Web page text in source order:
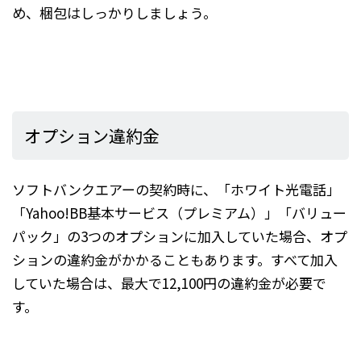
め、梱包はしっかりしましょう。
オプション違約金
ソフトバンクエアーの契約時に、「ホワイト光電話」
「Yahoo!BB基本サービス（プレミアム）」「バリュー
パック」の3つのオプションに加入していた場合、オプ
ションの違約金がかかることもあります。すべて加入
していた場合は、最大で12,100円の違約金が必要で
す。